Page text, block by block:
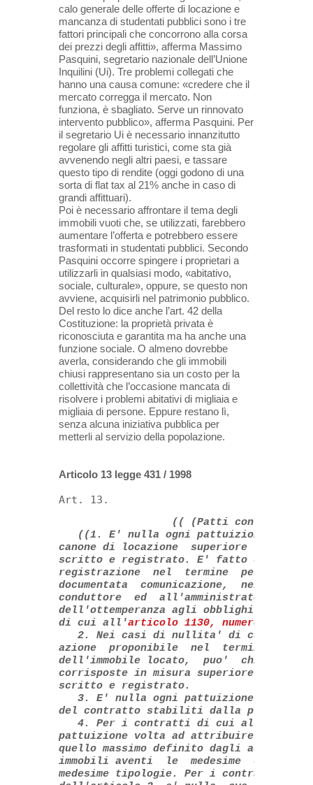
calo generale delle offerte di locazione e
mancanza di studentati pubblici sono i tre
fattori principali che concorrono alla corsa
dei prezzi degli affitti», afferma Massimo
Pasquini, segretario nazionale dell’Unione
Inquilini (Ui). Tre problemi collegati che
hanno una causa comune: «credere che il
mercato corregga il mercato. Non
funziona, è sbagliato. Serve un rinnovato
intervento pubblico», afferma Pasquini. Per
il segretario Ui è necessario innanzitutto
regolare gli affitti turistici, come sta già
avvenendo negli altri paesi, e tassare
questo tipo di rendite (oggi godono di una
sorta di flat tax al 21% anche in caso di
grandi affittuari).
Poi è necessario affrontare il tema degli
immobili vuoti che, se utilizzati, farebbero
aumentare l’offerta e potrebbero essere
trasformati in studentati pubblici. Secondo
Pasquini occorre spingere i proprietari a
utilizzarli in qualsiasi modo, «abitativo,
sociale, culturale», oppure, se questo non
avviene, acquisirli nel patrimonio pubblico.
Del resto lo dice anche l’art. 42 della
Costituzione: la proprietà privata è
riconosciuta e garantita ma ha anche una
funzione sociale. O almeno dovrebbe
averla, considerando che gli immobili
chiusi rappresentano sia un costo per la
collettività che l’occasione mancata di
risolvere i problemi abitativi di migliaia e
migliaia di persone. Eppure restano lì,
senza alcuna iniziativa pubblica per
metterli al servizio della popolazione.
Articolo 13 legge 431 / 1998
Art. 13.
(( (Patti contrari
((1. E' nulla ogni pattuizione volta
canone di locazione  superiore  a
scritto e registrato. E' fatto carico al
registrazione  nel  termine
documentata  comunicazione,  nei
conduttore  ed  all'amministratore
dell'ottemperanza agli obblighi di
di cui all'articolo 1130, numero 6),
2. Nei casi di nullita' di cui  al
azione  proponibile  nel  termine  di
dell'immobile locato,  puo'  chiedere
corrisposte in misura superiore al
scritto e registrato.
3. E' nulla ogni pattuizione volta a
del contratto stabiliti dalla presente
4. Per i contratti di cui al comma 3
pattuizione volta ad attribuire al
quello massimo definito dagli accordi
immobili aventi  le  medesime
medesime tipologie. Per i contratti